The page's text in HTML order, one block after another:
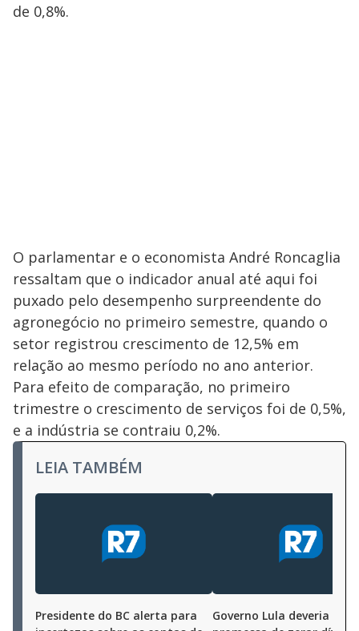
de 0,8%.
O parlamentar e o economista André Roncaglia
ressaltam que o indicador anual até aqui foi
puxado pelo desempenho surpreendente do
agronegócio no primeiro semestre, quando o
setor registrou crescimento de 12,5% em
relação ao mesmo período no ano anterior.
Para efeito de comparação, no primeiro
trimestre o crescimento de serviços foi de 0,5%,
e a indústria se contraiu 0,2%.
LEIA TAMBÉM
Presidente do BC alerta para
Governo Lula deveria